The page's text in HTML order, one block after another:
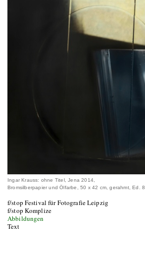
Ingar Krauss: ohne Titel, Jena 2014,
Bromsilberpapier und Ölfarbe, 50 x 42 cm, gerahmt, Ed. 8
f/stop Festival für Fotografie Leipzig
f/stop Komplize
Abbildungen
Text